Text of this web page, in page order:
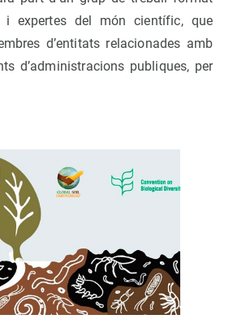
i expertes del món científic, que
d’entitats relacionades amb
d’administracions publiques, per